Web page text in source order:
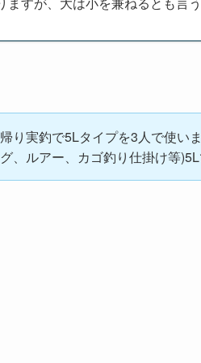
り実釣で5Lタイプを3人で使い
、ルアー、カゴ釣り仕掛け等)5L